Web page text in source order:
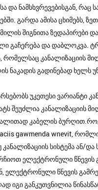
და ნამსხვრევებისგან,
გარდა ამისა ცხიმებს,
შიგნითა ზედაპირები
გაჩერება და
რომელსაც კანალიზაციის
ნაკადის გადინებად ხელს
უკეთესი ვარიანტი
შეუძლია კანალიზაციის
კაბელის
gawmenda wnevit,
კანალიზაციის სისტემა ან/
ელექტრონული წნევის
ელექტრონული წნევის
იგი განკუთვნილია